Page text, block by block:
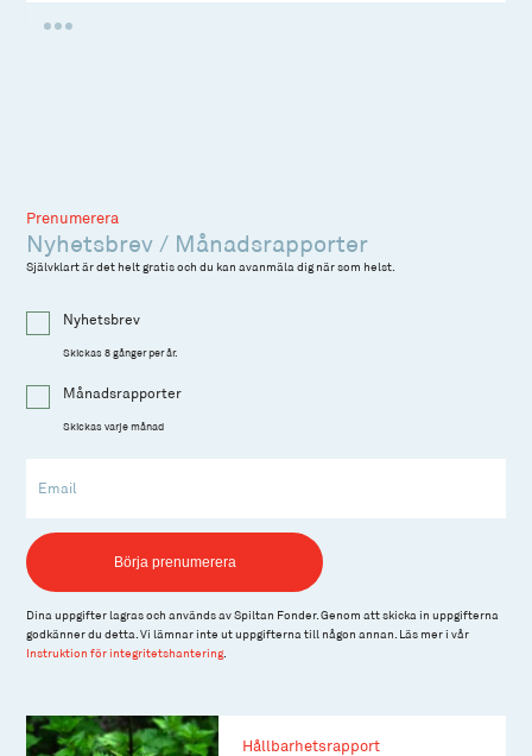
Prenumerera
Nyhetsbrev / Månadsrapporter
Självklart är det helt gratis och du kan avanmäla dig när som helst.
Nyhetsbrev
Skickas 8 gånger per år.
Månadsrapporter
Skickas varje månad
Email
Börja prenumerera
Dina uppgifter lagras och används av Spiltan Fonder. Genom att skicka in uppgifterna
godkänner du detta. Vi lämnar inte ut uppgifterna till någon annan. Läs mer i vår
Instruktion för integritetshantering.
Hållbarhetsrapport